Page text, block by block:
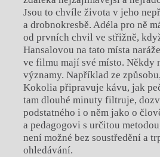
Jsou to chvíle života v jeho
a drobnokresbě. Adéla pro ně
od prvních chvil ve střižně,
Hansalovou na tato místa
ve filmu mají své místo. Někdy
významy. Například ze
Kokolia připravuje kávu, jak
tam dlouhé minuty filtruje,
podstatného i o něm jako o
a pedagogovi s určitou
není možné bez soustředění a
ohledávání.